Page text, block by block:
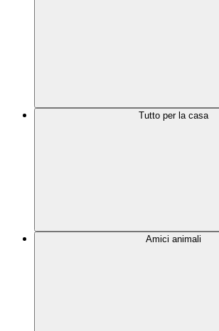
Tutto per la casa
Amici animali